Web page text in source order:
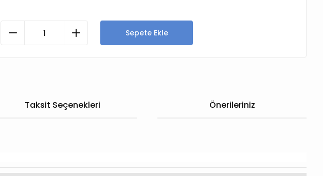
Sepete Ekle
Taksit Seçenekleri Önerileriniz